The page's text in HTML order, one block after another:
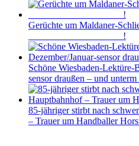
Gerüchte um Maldaner-
____________________!
Schöne Wiesbaden-Lektüre-
sensor draußen – und
85-jähriger stirbt nach
– Trauer um Handballer